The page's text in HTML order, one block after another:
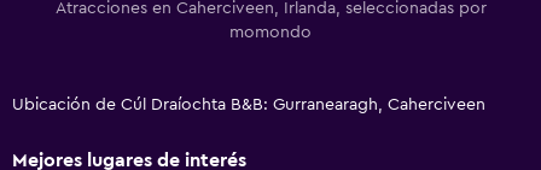
Atracciones en Caherciveen, Irlanda, seleccionadas por
momondo
Ubicación de Cúl Draíochta B&B: Gurranearagh, Caherciveen
Mejores lugares de interés